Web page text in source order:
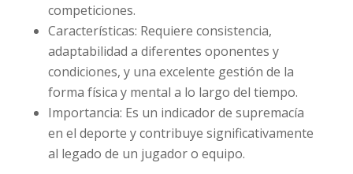
competiciones.
Características: Requiere consistencia,
adaptabilidad a diferentes oponentes y
condiciones, y una excelente gestión de la
forma física y mental a lo largo del tiempo.
Importancia: Es un indicador de supremacía
en el deporte y contribuye significativamente
al legado de un jugador o equipo.